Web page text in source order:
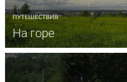
ПУТЕШЕСТВИЯ
На горе